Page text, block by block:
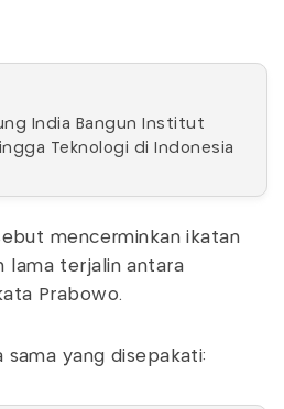
India Bangun Institut
Teknologi di Indonesia
mencerminkan ikatan
lama terjalin antara
Prabowo.
sama yang disepakati: